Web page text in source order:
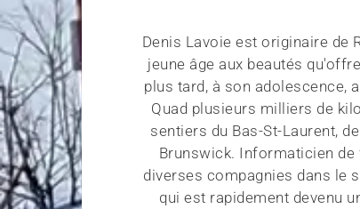
Denis Lavoie est originaire de
jeune âge aux beautés
plus tard, à son adolescence,
Quad plusieurs milliers de
sentiers du Bas-St-Laurent,
Brunswick. Informaticien
diverses compagnies dans le
qui est rapidement devenu